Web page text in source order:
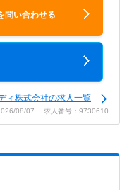
問い合わせる
ィ株式会社の求人一覧
08/07 求人番号：9730610